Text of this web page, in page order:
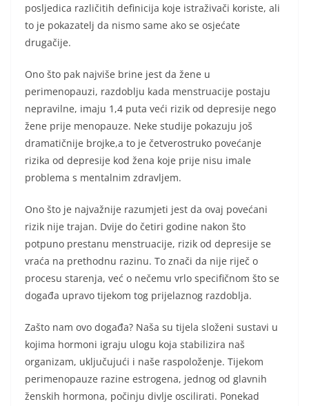
posljedica različitih definicija koje istraživači koriste, ali
to je pokazatelj da nismo same ako se osjećate
drugačije.
Ono što pak najviše brine jest da žene u
perimenopauzi, razdoblju kada menstruacije postaju
nepravilne, imaju 1,4 puta veći rizik od depresije nego
žene prije menopauze. Neke studije pokazuju još
dramatičnije brojke,a to je četverostruko povećanje
rizika od depresije kod žena koje prije nisu imale
problema s mentalnim zdravljem.
Ono što je najvažnije razumjeti jest da ovaj povećani
rizik nije trajаn. Dvije do četiri godine nakon što
potpuno prestanu menstruacije, rizik od depresije se
vraća na prethodnu razinu. To znači da nije riječ o
procesu starenja, već o nečemu vrlo specifičnom što se
događa upravo tijekom tog prijelaznog razdoblja.
Zašto nam ovo događa? Naša su tijela složeni sustavi u
kojima hormoni igraju ulogu koja stabilizira naš
organizam, uključujući i naše raspoloženje. Tijekom
perimenopauze razine estrogena, jednog od glavnih
ženskih hormona, počinju divlje oscilirati. Ponekad